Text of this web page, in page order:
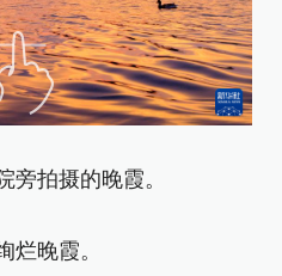
旁拍摄的晚霞。
烂晚霞。